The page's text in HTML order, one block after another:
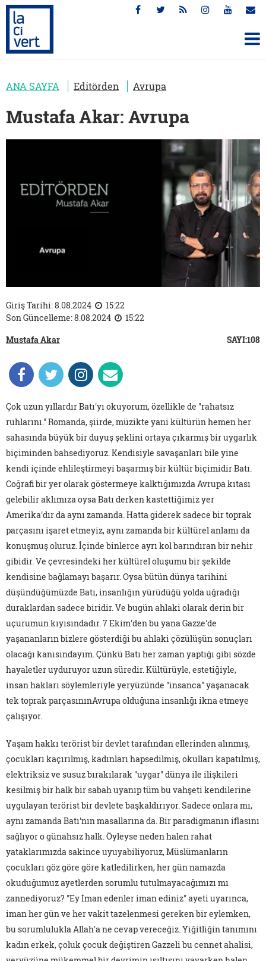
ANA SAYFA Editörden Avrupa
Mustafa Akar: Avrupa
Giriş Tarihi: 8.08.2024
15:22
Son Güncelleme: 8.08.2024
15:22
Mustafa Akar
SAYI:108
Çok uzun yıllardır Batı'yı okuyorum, özellikle de "rahatsız
ruhlarını." Romanda, şiirde, müzikte yani kültürün hemen her
sahasında büyük bir duyuş şeklini ortaya çıkarmış bir uygarlık
biçiminden bahsediyoruz. Kendisiyle savaşanları bile yine
kendi içinde ehlileştirmeyi başarmış bir kültür biçimidir Batı.
Coğrafi bir yer olarak göstermeye kalktığımızda Avrupa kıtası
gelebilir aklımıza oysa Batı derken kastettiğimiz yer
Amerika'dır da aynı zamanda. Hatta giderek sadece bir toprak
parçasını işaret etmeyiz, aynı zamanda bir kültürel anlamı da
konuşmuş oluruz. İçinde binlerce ayrı kol barındıran bir nehir
gibidir. Ve çevresindeki her kültürel oluşumu bir şekilde
kendisine bağlamayı başarır. Oysa bütün dünya tarihini
düşündüğümüzde Batı, insanlığın yürüdüğü yolda uğradığı
duraklardan sadece biridir. Ve bugün ahlaki olarak derin bir
uçurumun kıyısındadır. 7 Ekim'den bu yana Gazze'de
yaşananların bizlere gösterdiği bu ahlaki çözülüşün sonuçları
olacağı kanısındayım. Çünkü Batı her zaman yaptığı gibi sözde
hayaletler uyduruyor uzun süredir. Kültürüyle, estetiğiyle,
insan hakları söylemleriyle yeryüzünde "insanca" yaşanacak
tek toprak parçasınınAvrupa olduğuna insanlığı ikna etmeye
çalışıyor.
Yaşam hakkı terörist bir devlet tarafından ellerinden alınmış,
çocukları kaçırılmış, kadınları hapsedilmiş, okulları kapatılmış,
elektriksiz ve susuz bırakılarak "uygar" dünya ile ilişkileri
kesilmiş bir halk bir sabah uyanıp tüm bu vahşeti kendilerine
uygulayan terörist bir devlete başkaldırıyor. Sadece onlara mı,
aynı zamanda Batı'nın masallarına da. Bir paradigmanın iflasını
sağlıyor o günahsız halk. Öyleyse neden halen rahat
yataklarımızda sakince uyuyabiliyoruz, Müslümanların
çocukları göz göre göre katledilirken, her gün namazda
okuduğumuz ayetlerden sorumlu tutulmayacağımızı mı
zannediyoruz? "Ey İman edenler iman ediniz" ayeti uyarınca,
iman her gün ve her vakit tazelenmesi gereken bir eylemken,
bu sorumlulukla Allah'a ne cevap vereceğiz. Yiğitliğin tanımını
kadın erkek, çoluk çocuk değiştiren Gazzeli bu cennet ahalisi,